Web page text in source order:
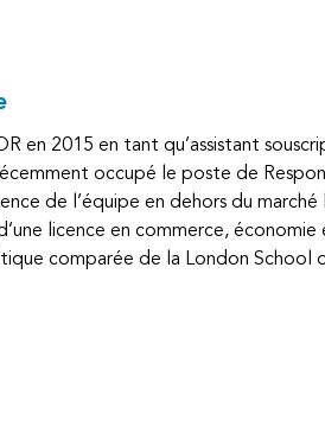
en 2015 en tant qu’assistant
occupé le poste de
de l’équipe en dehors du marché
licence en commerce,
comparée de la London School